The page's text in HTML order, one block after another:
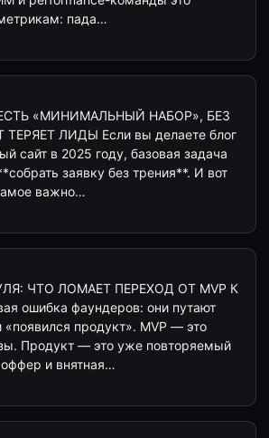
пада…
«МИНИМАЛЬНЫЙ НАБОР», БЕЗ
ЛИДЫ Если вы делаете блог
сайт в 2025 году, базовая задача
заявку без трения**. И вот
важно…
ЧТО ЛОМАЕТ ПЕРЕХОД ОТ MVP К
ошибка фаундеров: они путают
«появился продукт». MVP — это
Продукт — это уже повторяемый
и внятная…